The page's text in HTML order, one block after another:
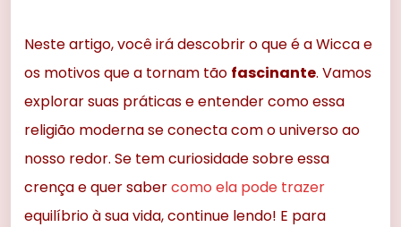
Neste artigo, você irá descobrir o que é a Wicca e
os motivos que a tornam tão fascinante. Vamos
explorar suas práticas e entender como essa
religião moderna se conecta com o universo ao
nosso redor. Se tem curiosidade sobre essa
crença e quer sabercomo ela pode trazer
equilíbrio à sua vida, continue lendo! E para